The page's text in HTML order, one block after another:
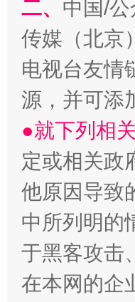
受贿1.44亿！段
二、 中国/
传媒（北京
电视台友情
源，并可添
●就下列相
定或相关政
他原因导致
中所列明的
于黑客攻击
在本网的企